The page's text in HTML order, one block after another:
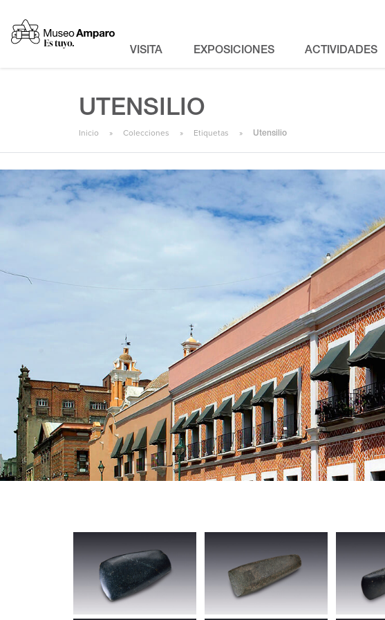
VISITA EXPOSICIONES ACTIVIDADES
UTENSILIO
Inicio Colecciones Etiquetas Utensilio